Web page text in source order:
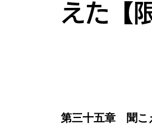
えた【
第三十五章　聞こ